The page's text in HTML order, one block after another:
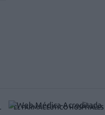
EL FARMACÉUTICO HOSPITALES